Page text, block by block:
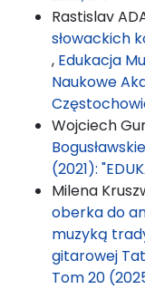
Rastislav
słowackich
, Edukacja
Naukowe
Wojciech
(2021):
Milena
oberka do
muzyką
gitarowej
Tom 20